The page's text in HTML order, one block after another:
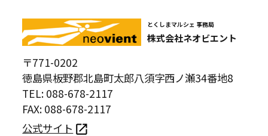
とくしまマルシェ 事務局
株式会社ネオビエント
〒771-0202
徳島県板野郡北島町太郎八須字西ノ瀬34番地8
TEL: 088-678-2117
FAX: 088-678-2117
公式サイト